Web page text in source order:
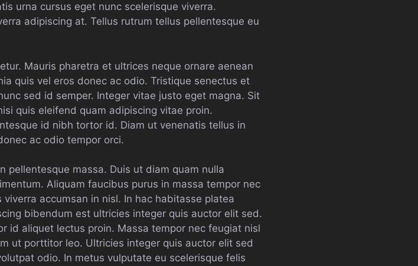
urna cursus eget nunc scelerisque viverra.
adipiscing at. Tellus rutrum tellus pellentesque eu
Mauris pharetra et ultrices neque ornare aenean
quis vel eros donec ac odio. Tristique senectus et
sed id semper. Integer vitae justo eget magna. Sit
quis eleifend quam adipiscing vitae proin.
id nibh tortor id. Diam ut venenatis tellus in
ac odio tempor orci.
massa. Duis ut diam quam nulla
Aliquam faucibus purus in massa tempor nec
accumsan in nisl. In hac habitasse platea
bibendum est ultricies integer quis auctor elit sed.
id aliquet lectus proin. Massa tempor nec feugiat nisl
ut porttitor leo. Ultricies integer quis auctor elit sed
odio. In metus vulputate eu scelerisque felis